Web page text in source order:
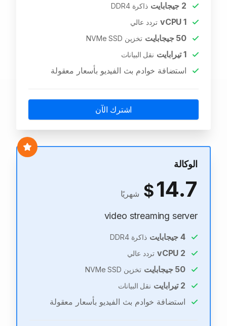
2 جيجابايت ذاكرة DDR4
1
vCPU تردد عالي
50 جيجابايت تخزين NVMe SSD
1تيرابايت نقل البيانات
استضافة خوادم بث الفيديو بأسعار معقولة
اشترك الآن
الوكالة
14.7
$ شهريًا
video streaming server
4جيجابايت ذاكرة DDR4
2 تردد عالي
50 جيجابايت تخزين NVMe SSD
2 تيرابايت نقل البيانات
استضافة خوادم بث الفيديو بأسعار معقولة